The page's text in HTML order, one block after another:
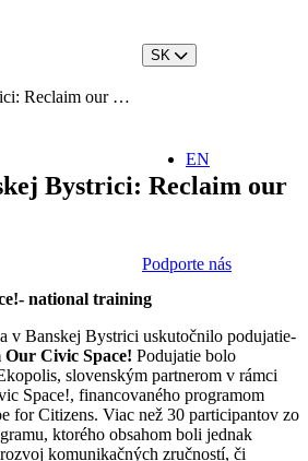
SK
EN
Podporte nás
Reclaim our …
Bystrici: Reclaim our
national training
v Banskej Bystrici uskutočnilo podujatie-
Our Civic Space! Podujatie bolo
slovenským partnerom v rámci
Space!, financovaného programom
for Citizens. Viac než 30 participantov zo
ktorého obsahom boli jednak
komunikačných zručností, či